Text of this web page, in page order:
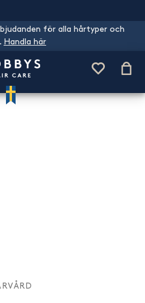
för alla hårtyper och
Handla här